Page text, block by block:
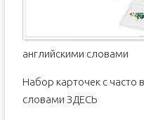
английскими словами
Набор карточек с часто
словами ЗДЕСЬ